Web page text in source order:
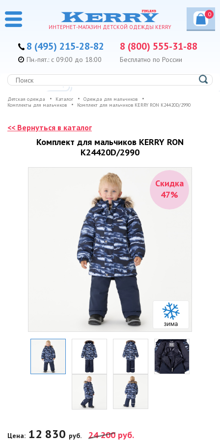
ИНТЕРНЕТ-МАГАЗИН ДЕТСКОЙ ОДЕЖДЫ KERRY
0
8 (495) 215-28-82 8 (800) 555-31-88
Бесплатно по России
Пн.-пят.: с 09:00 до 18:00
Детская одежда Каталог
Одежда для мальчиков
Комплекты для мальчиков
Комплект для мальчиков KERRY RON K24420D/2990
<< Вернуться в каталог
Комплект для мальчиков KERRY RON
K24420D/2990
Скидка
47%
Цена: 12 830 руб. 24 200 руб.